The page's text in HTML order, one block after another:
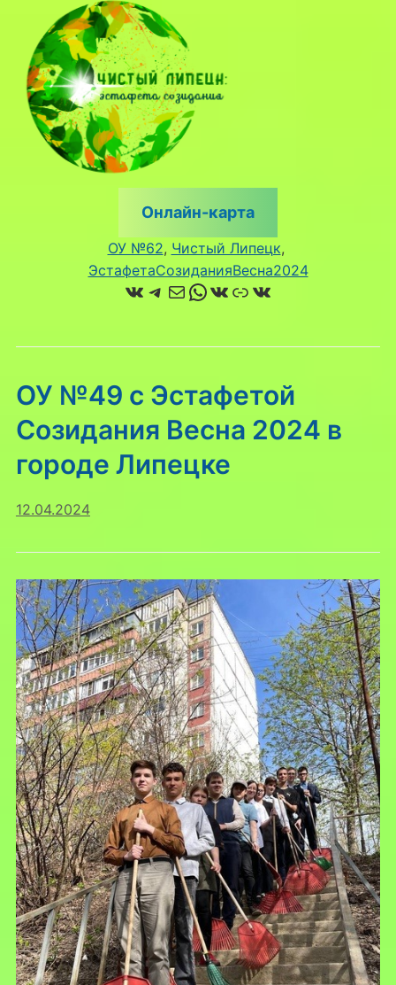
Онлайн-карта
ОУ №62, Чистый Липецк
ЭстафетаСозиданияВесна2024
ВКонтакте
Telegram
Почта
WhatsApp
ВКонтакте
Ссылка
ВКонтакте
ОУ №49 с Эстафетой
Созидания Весна 2024 в
городе Липецке
12.04.2024